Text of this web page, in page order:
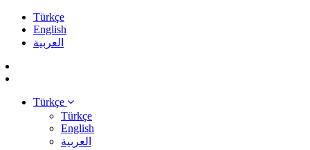
Türkçe
English
العربية
Türkçe
Türkçe
English
العربية